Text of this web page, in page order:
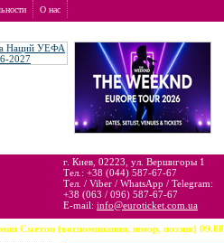
О нас
г. Киев, 02223, ул. Вершигоры 1
Тел.: +38 (044) 587-67-67
Тел. / Viber / WhatsApp / Telegram:
+38 (063 / 096) 587-67-67
E-mail: info@euroticket.com.ua
(воспоминания, юмор, поэзия) 09.08 ·